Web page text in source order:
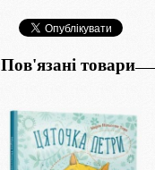
Пов'язані товари